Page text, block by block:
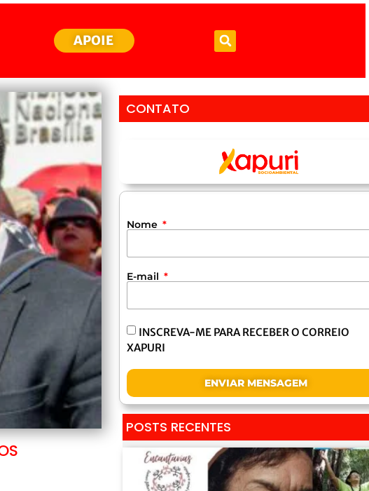
APOIE
CONTATO
Nome
E-mail
INSCREVA-ME PARA RECEBER O CORREIO
XAPURI
ENVIAR MENSAGEM
POSTS RECENTES